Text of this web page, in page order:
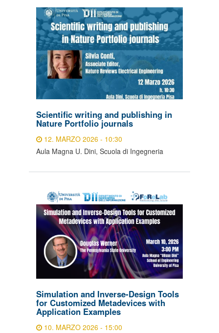
Scientific writing and publishing in
Nature Portfolio journals
12. MARZO 2026 - 10:30
Aula Magna U. Dini, Scuola di Ingegneria
Simulation and Inverse-Design Tools
for Customized Metadevices with
Application Examples
10. MARZO 2026 - 15:00